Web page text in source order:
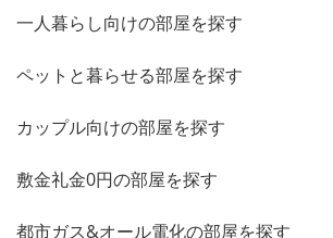
一人暮らし向けの部屋を探す
ペットと暮らせる部屋を探す
カップル向けの部屋を探す
敷金礼金0円の部屋を探す
都市ガス&オール電化の部屋を探す